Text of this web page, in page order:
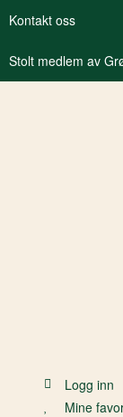
Kontakt oss
Stolt medlem av
Logg inn
Mine